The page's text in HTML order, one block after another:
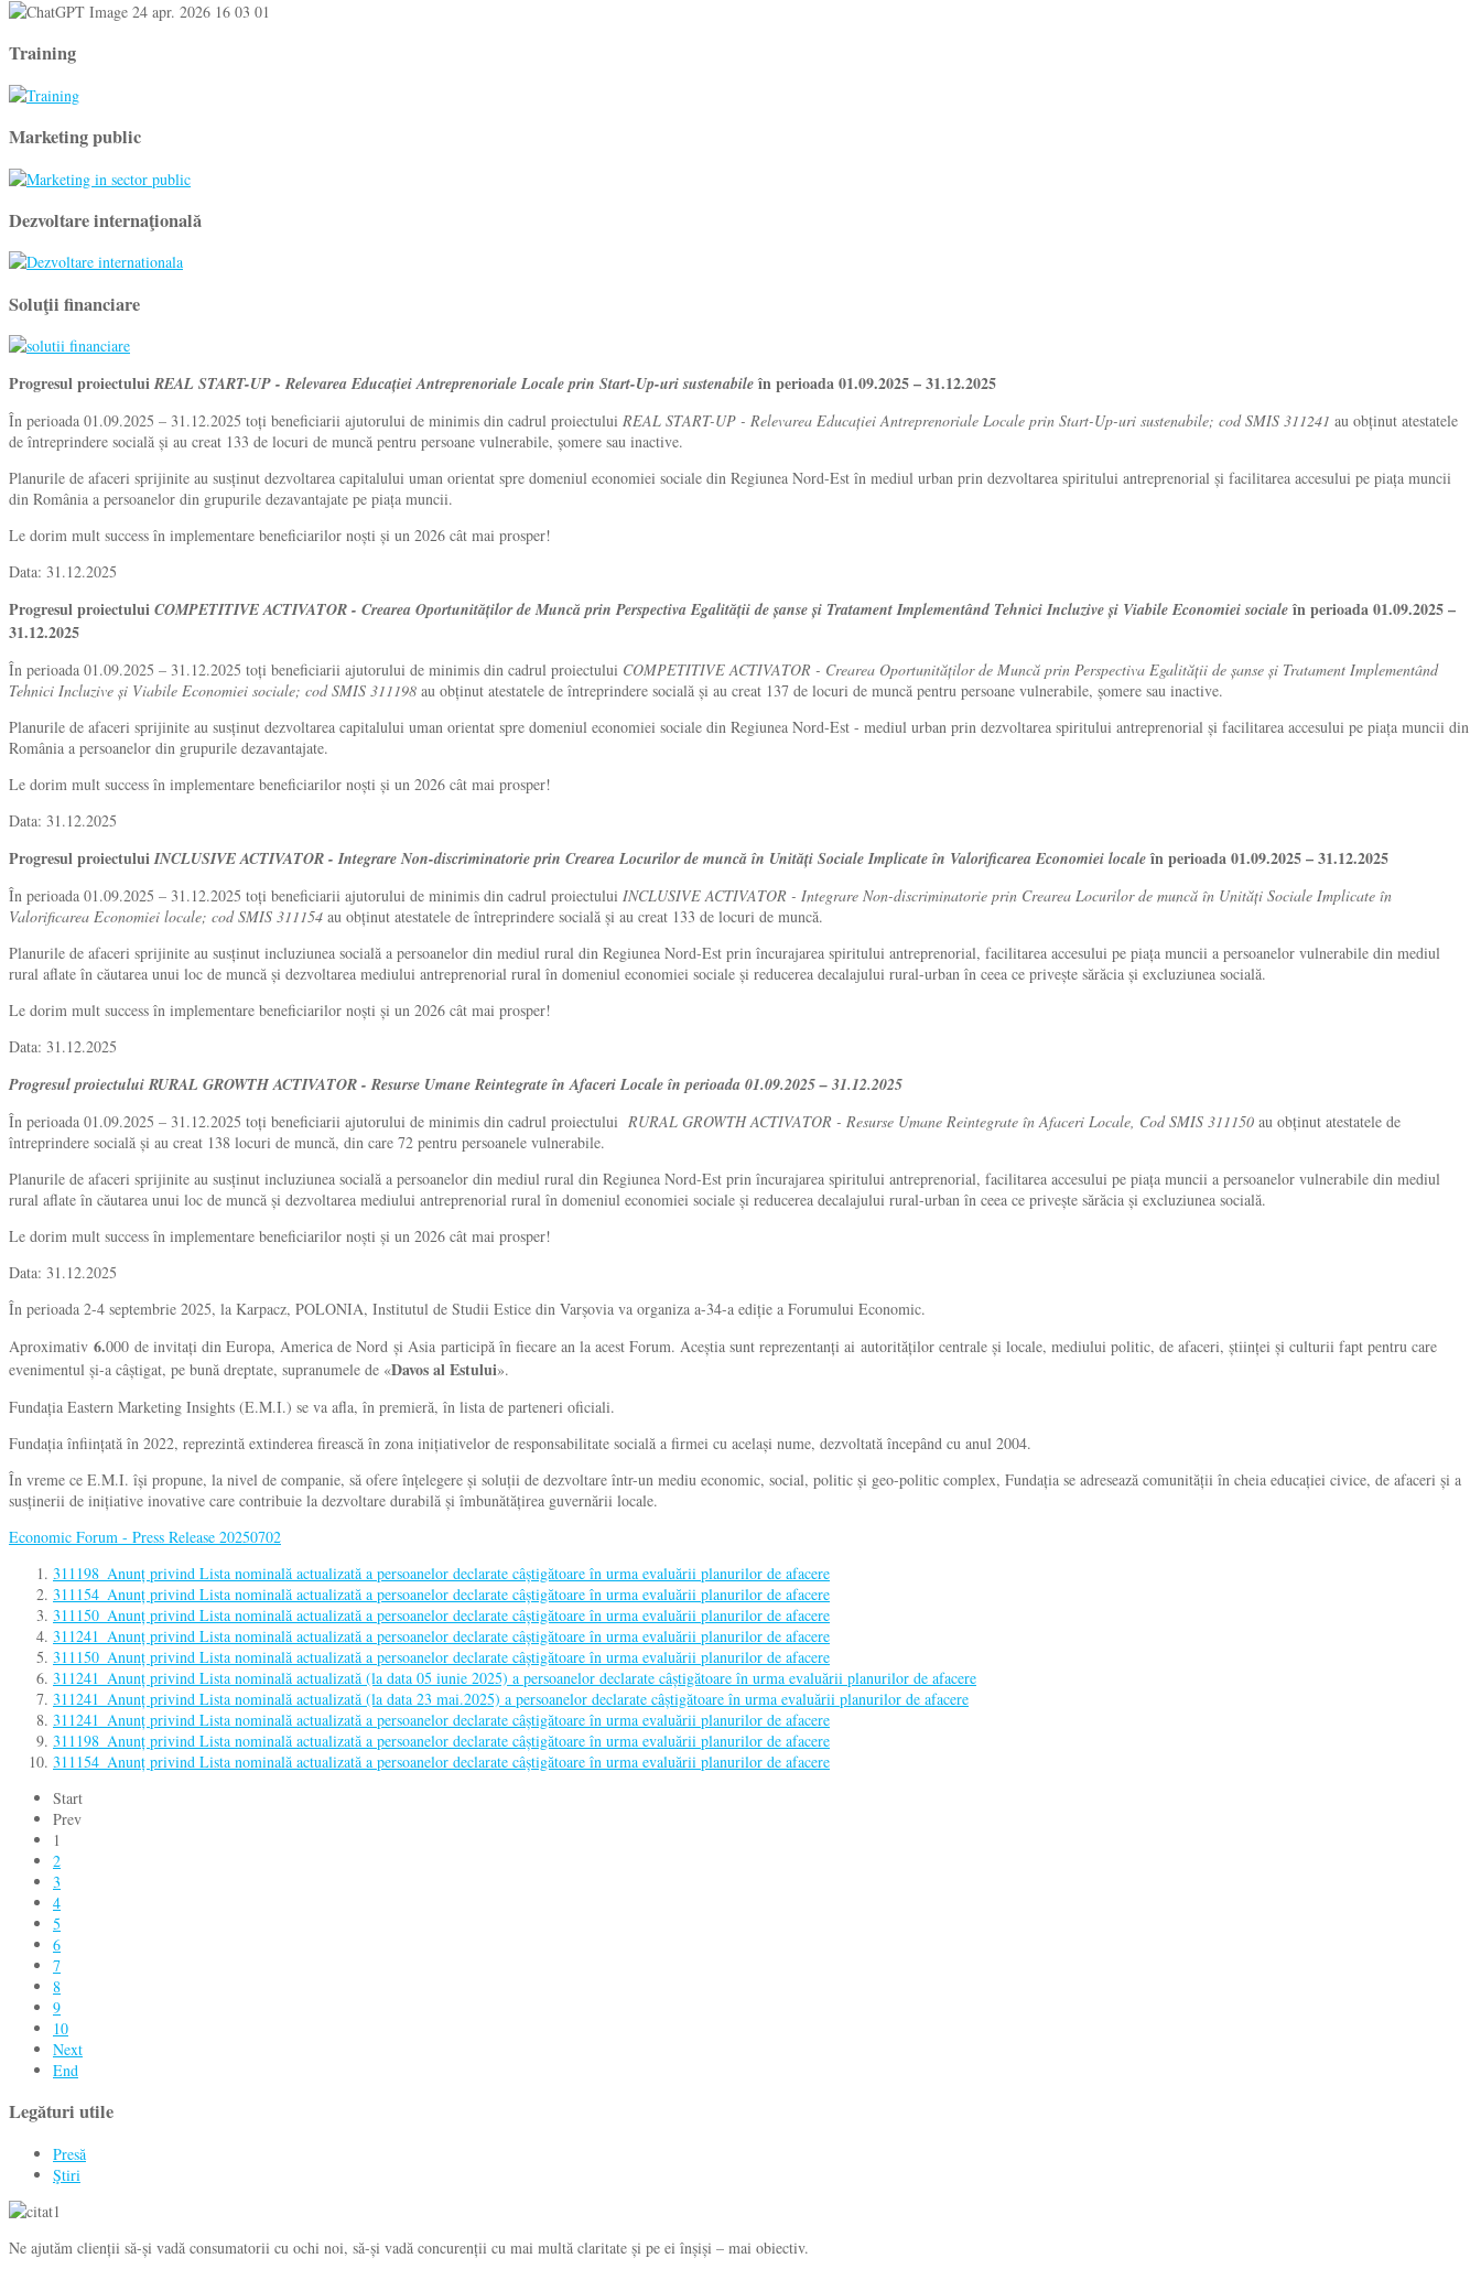
Training
Marketing public
Dezvoltare internaţională
Soluţii financiare
Progresul proiectuluiREAL START-UP - Relevarea Educației Antreprenoriale Locale prin Start-Up-uri sustenabile în perioada 01.09.2025 – 31.12.2025
În perioada 01.09.2025 – 31.12.2025 toți beneficiarii ajutorului de minimis din cadrul proiectului REAL START-UP - Relevarea Educației Antreprenoriale Locale prin Start-Up-uri sustenabile; cod SMIS 311241 au obținut atestatele
de întreprindere socială și au creat 133 de locuri de muncă pentru persoane vulnerabile, șomere sau inactive.
Planurile de afaceri sprijinite au susținut dezvoltarea capitalului uman orientat spre domeniul economiei sociale din Regiunea Nord-Est în mediul urban prin dezvoltarea spiritului antreprenorial și facilitarea accesului pe piața muncii
din România a persoanelor din grupurile dezavantajate pe piața muncii.
Le dorim mult success în implementare beneficiarilor noști și un 2026 cât mai prosper!
Data: 31.12.2025
Progresul proiectului COMPETITIVE ACTIVATOR - Crearea Oportunităților de Muncă prin Perspectiva Egalității de șanse și Tratament Implementând Tehnici Incluzive și Viabile Economiei sociale în perioada 01.09.2025 –
31.12.2025
În perioada 01.09.2025 – 31.12.2025 toți beneficiarii ajutorului de minimis din cadrul proiectului COMPETITIVE ACTIVATOR - Crearea Oportunităților de Muncă prin Perspectiva Egalității de șanse și Tratament Implementând
Tehnici Incluzive și Viabile Economiei sociale; cod SMIS 311198 au obținut atestatele de întreprindere socială și au creat 137 de locuri de muncă pentru persoane vulnerabile, șomere sau inactive.
Planurile de afaceri sprijinite au susținut dezvoltarea capitalului uman orientat spre domeniul economiei sociale din Regiunea Nord-Est - mediul urban prin dezvoltarea spiritului antreprenorial și facilitarea accesului pe piața muncii din
România a persoanelor din grupurile dezavantajate.
Le dorim mult success în implementare beneficiarilor noști și un 2026 cât mai prosper!
Data: 31.12.2025
Progresul proiectuluiINCLUSIVE ACTIVATOR - Integrare Non-discriminatorie prin Crearea Locurilor de muncă în Unități Sociale Implicate în Valorificarea Economiei locale în perioada 01.09.2025 – 31.12.2025
În perioada 01.09.2025 – 31.12.2025 toți beneficiarii ajutorului de minimis din cadrul proiectului INCLUSIVE ACTIVATOR - Integrare Non-discriminatorie prin Crearea Locurilor de muncă în Unități Sociale Implicate în
Valorificarea Economiei locale; cod SMIS 311154 au obținut atestatele de întreprindere socială și au creat 133 de locuri de muncă.
Planurile de afaceri sprijinite au susținut incluziunea socială a persoanelor din mediul rural din Regiunea Nord-Est prin încurajarea spiritului antreprenorial, facilitarea accesului pe piața muncii a persoanelor vulnerabile din mediul
rural aflate în căutarea unui loc de muncă și dezvoltarea mediului antreprenorial rural în domeniul economiei sociale și reducerea decalajului rural-urban în ceea ce privește sărăcia și excluziunea socială.
Le dorim mult success în implementare beneficiarilor noști și un 2026 cât mai prosper!
Data: 31.12.2025
Progresul proiectului RURAL GROWTH ACTIVATOR - Resurse Umane Reintegrate în Afaceri Locale în perioada 01.09.2025 – 31.12.2025
În perioada 01.09.2025 – 31.12.2025 toți beneficiarii ajutorului de minimis din cadrul proiectului RURAL GROWTH ACTIVATOR - Resurse Umane Reintegrate în Afaceri Locale, Cod SMIS 311150 au obținut atestatele de
întreprindere socială și au creat 138 locuri de muncă, din care 72 pentru persoanele vulnerabile.
Planurile de afaceri sprijinite au susținut incluziunea socială a persoanelor din mediul rural din Regiunea Nord-Est prin încurajarea spiritului antreprenorial, facilitarea accesului pe piața muncii a persoanelor vulnerabile din mediul
rural aflate în căutarea unui loc de muncă și dezvoltarea mediului antreprenorial rural în domeniul economiei sociale și reducerea decalajului rural-urban în ceea ce privește sărăcia și excluziunea socială.
Le dorim mult success în implementare beneficiarilor noști și un 2026 cât mai prosper!
Data: 31.12.2025
În perioada 2-4 septembrie 2025, la Karpacz, POLONIA, Institutul de Studii Estice din Varșovia va organiza a-34-a ediție a Forumului Economic.
Aproximativ 6.000 de invitați din Europa, America de Nord și Asia participă în fiecare an la acest Forum. Aceștia sunt reprezentanți ai autorităților centrale și locale, mediului politic, de afaceri, științei și culturii fapt pentru care
evenimentul și-a câștigat, pe bună dreptate, supranumele de «Davos al Estului».
Fundația Eastern Marketing Insights (E.M.I.) se va afla, în premieră, în lista de parteneri oficiali.
Fundația înființată în 2022, reprezintă extinderea firească în zona inițiativelor de responsabilitate socială a firmei cu același nume, dezvoltată începând cu anul 2004.
În vreme ce E.M.I. își propune, la nivel de companie, să ofere înțelegere și soluții de dezvoltare într-un mediu economic, social, politic și geo-politic complex, Fundația se adresează comunității în cheia educației civice, de afaceri și a
susținerii de inițiative inovative care contribuie la dezvoltare durabilă și îmbunătățirea guvernării locale.
Economic Forum - Press Release 20250702
311198_Anunț privind Lista nominală actualizată a persoanelor declarate câștigătoare în urma evaluării planurilor de afacere
311154_Anunț privind Lista nominală actualizată a persoanelor declarate câștigătoare în urma evaluării planurilor de afacere
311150_Anunț privind Lista nominală actualizată a persoanelor declarate câștigătoare în urma evaluării planurilor de afacere
311241_Anunț privind Lista nominală actualizată a persoanelor declarate câștigătoare în urma evaluării planurilor de afacere
311150_Anunț privind Lista nominală actualizată a persoanelor declarate câștigătoare în urma evaluării planurilor de afacere
311241_Anunț privind Lista nominală actualizată (la data 05 iunie 2025) a persoanelor declarate câștigătoare în urma evaluării planurilor de afacere
311241_Anunț privind Lista nominală actualizată (la data 23 mai.2025) a persoanelor declarate câștigătoare în urma evaluării planurilor de afacere
311241_Anunț privind Lista nominală actualizată a persoanelor declarate câștigătoare în urma evaluării planurilor de afacere
311198_Anunț privind Lista nominală actualizată a persoanelor declarate câștigătoare în urma evaluării planurilor de afacere
311154_Anunț privind Lista nominală actualizată a persoanelor declarate câștigătoare în urma evaluării planurilor de afacere
Start
Prev
1
2
3
4
5
6
7
8
9
10
Next
End
Legături utile
Presă
Ştiri
Ne ajutăm clienții să-și vadă consumatorii cu ochi noi, să-și vadă concurenții cu mai multă claritate și pe ei înșiși – mai obiectiv.